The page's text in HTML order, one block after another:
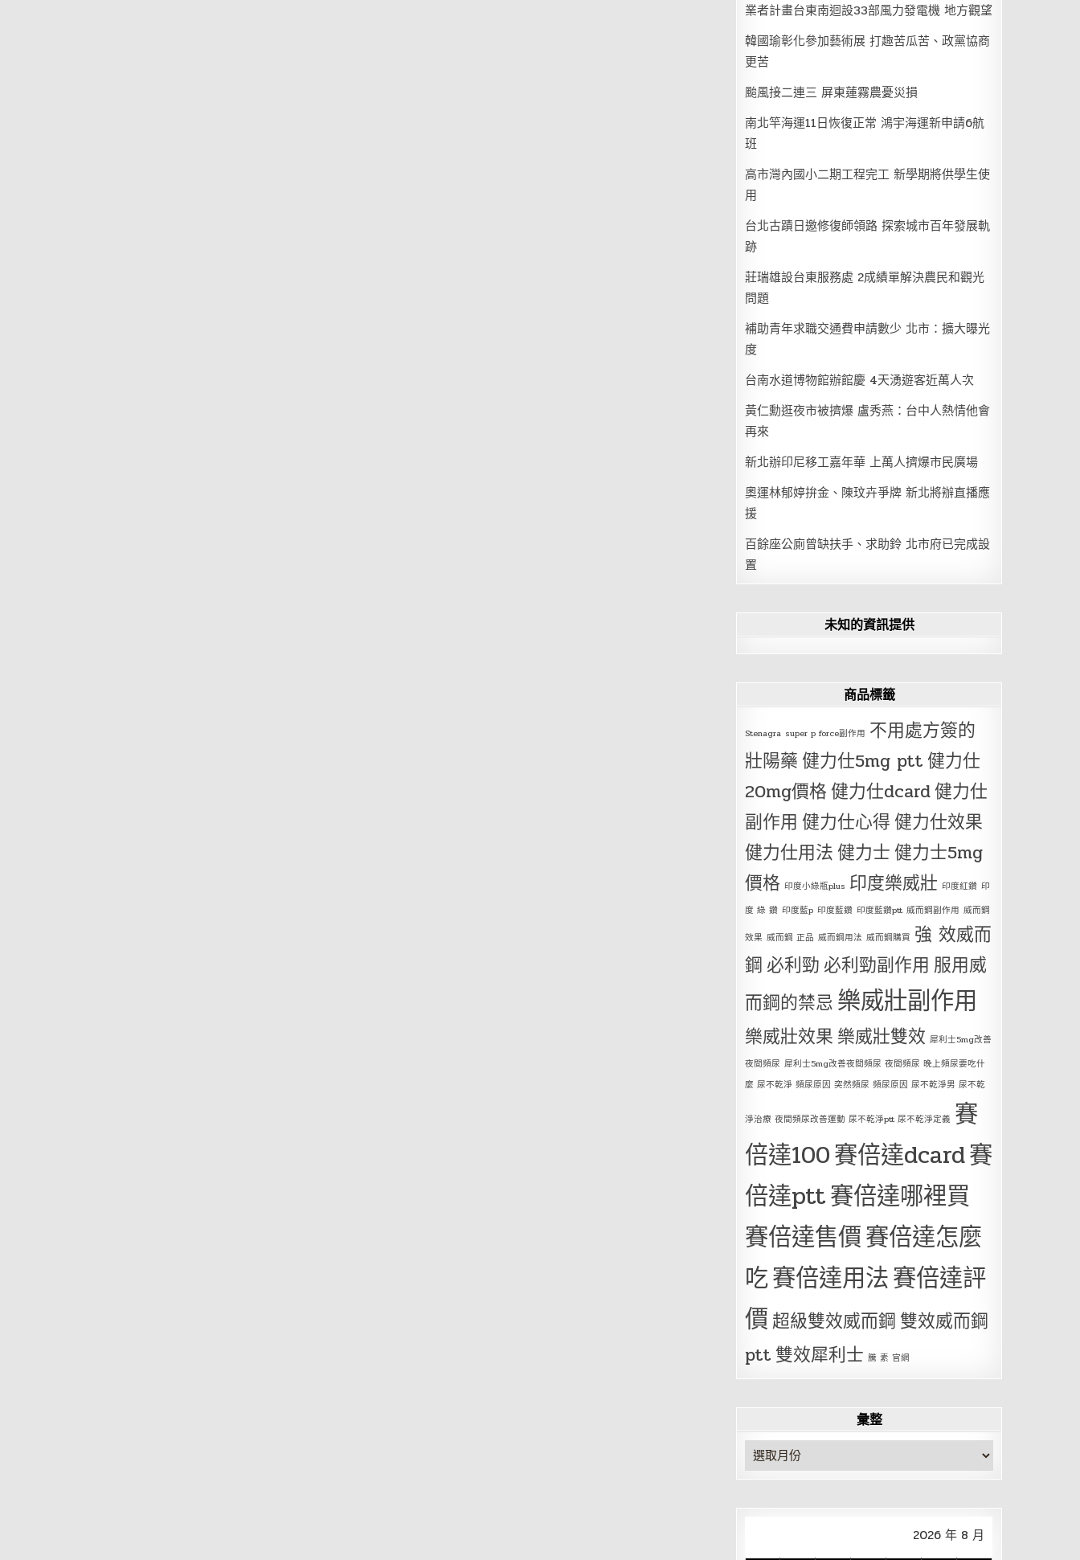
業者計畫台東南迴設33部風力發電機 地方觀望
韓國瑜彰化參加藝術展 打趣苦瓜苦、政黨協商
更苦
颱風接二連三 屏東蓮霧農憂災損
南北竿海運11日恢復正常 鴻宇海運新申請6航
班
高市灣內國小二期工程完工 新學期將供學生使
用
台北古蹟日邀修復師領路 探索城市百年發展軌
跡
莊瑞雄設台東服務處 2成績單解決農民和觀光
問題
補助青年求職交通費申請數少 北市：擴大曝光
度
台南水道博物館辦館慶 4天湧遊客近萬人次
黃仁勳逛夜市被擠爆 盧秀燕：台中人熱情他會
再來
新北辦印尼移工嘉年華 上萬人擠爆市民廣場
奧運林郁婷拚金、陳玟卉爭牌 新北將辦直播應
援
百餘座公廁曾缺扶手、求助鈴 北市府已完成設
置
未知的資訊提供
商品標籤
Stenagra super p force副作用 不用處方簽的
壯陽藥健力仕5mg ptt健力仕
20mg價格健力仕dcard健力仕
副作用 健力仕心得健力仕效果
健力仕用法健力士健力士5mg
價格 印度小綠瓶plus 印度樂威壯 印度紅鑽 印
度 綠 鑽 印度藍p 印度藍鑽 印度藍鑽ptt 威而鋼副作用 威而鋼
效果 威而鋼 正品 威而鋼用法 威而鋼購買 強 效威而
鋼 必利勁 必利勁副作用 服用威
而鋼的禁忌 樂威壯副作用
樂威壯效果 樂威壯雙效 犀利士5mg改善
夜間頻尿 犀利士5mg改善夜間頻尿 夜間頻尿 晚上頻尿要吃什
麼 尿不乾淨 頻尿原因 突然頻尿 頻尿原因 尿不乾淨男 尿不乾
淨治療 夜間頻尿改善運動 尿不乾淨ptt 尿不乾淨定義 賽
倍達100賽倍達dcard賽
倍達ptt賽倍達哪裡買
賽倍達售價賽倍達怎麼
吃賽倍達用法賽倍達評
價超級雙效威而鋼 雙效威而鋼
ptt 雙效犀利士 騰 素 官網
彙整
彙
整
2026 年 8 月